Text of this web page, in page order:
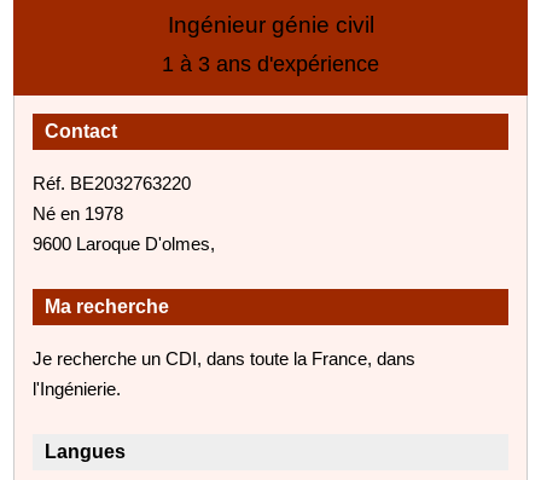
Ingénieur génie civil
1 à 3 ans d'expérience
Contact
Réf. BE2032763220
Né en 1978
9600 Laroque D'olmes,
Ma recherche
Je recherche un CDI, dans toute la France, dans
l'Ingénierie.
Langues